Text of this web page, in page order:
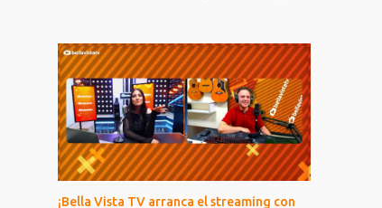
celebra cada 2 de abril. Entre los ex
combatientes homenajeados se encuentran
nombres que marcaron la historia de Bella
Vista y de la nación en su conjunto: Reynaldo
Armando López, José Florencio Mamaní,
Manuel Vicente Delgado, Jorge Arnaldo
Romano, Miguel Angel Olmos, Roberto
¡Bella Vista TV arranca el streaming con